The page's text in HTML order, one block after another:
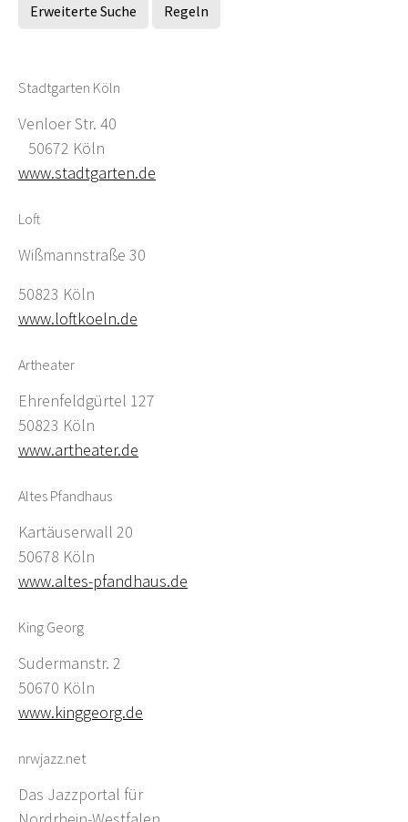
Erweiterte Suche Regeln
Stadtgarten Köln
Venloer Str. 40
50672 Köln
www.stadtgarten.de
Loft
Wißmannstraße 30
50823 Köln
www.loftkoeln.de
Artheater
Ehrenfeldgürtel 127
50823 Köln
www.artheater.de
Altes Pfandhaus
Kartäuserwall 20
50678 Köln
www.altes-pfandhaus.de
King Georg
Sudermanstr. 2
50670 Köln
www.kinggeorg.de
nrwjazz.net
Das Jazzportal für